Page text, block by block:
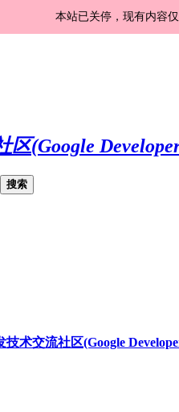
本站已关停，现有内容
搜索
技术交流社区(Google